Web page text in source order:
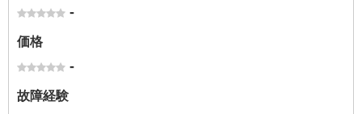
-
価格
-
故障経験